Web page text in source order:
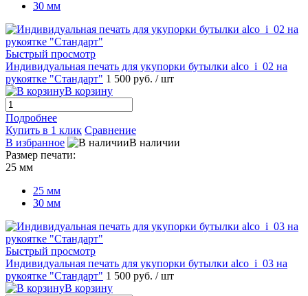
30 мм
Быстрый просмотр
Индивидуальная печать для укупорки бутылки alco_i_02 на
рукоятке "Стандарт" 1 500 руб. / шт
В корзину
Подробнее
Купить в 1 клик Сравнение
В избранное
В наличии
Размер печати:
25 мм
25 мм
30 мм
Быстрый просмотр
Индивидуальная печать для укупорки бутылки alco_i_03 на
рукоятке "Стандарт" 1 500 руб. / шт
В корзину